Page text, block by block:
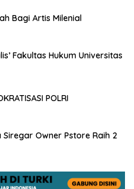
Bagi Artis Milenial
POLRI
Siregar Owner Pstore Raih 2